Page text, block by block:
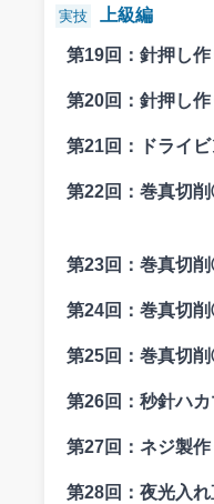
実技 上級編
第19回：針押し
第20回：針押し
第21回： ドライ
第22回：巻真切
第23回：巻真切
第24回：巻真切
第25回：巻真切
第26回：秒針ハカ
第27回：ネジ製作
第28回：夜光入れ